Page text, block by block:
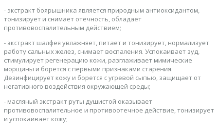
- экстракт боярышника является природным антиоксидантом,
тонизирует и снимает отечность, обладает
противовоспалительным действием;
- экстракт шалфея увлажняет, питает и тонизирует, нормализует
работу сальных желез, снимает воспаления. Успокаивает зуд,
стимулирует регенерацию кожи, разглаживает мимические
морщины и борется с первыми признаками старения.
Дезинфицирует кожу и борется с угревой сыпью, защищает от
негативного воздействия окружающей среды;
- масляный экстракт руты душистой оказывает
противовоспалительное и противоотечное действие, тонизирует
и успокаивает кожу;